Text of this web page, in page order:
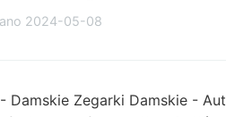
2024-05-08
Damskie Zegarki Damskie -